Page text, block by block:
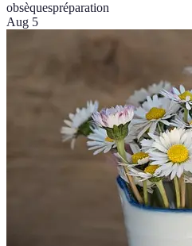
obsèquespréparation
Aug 5